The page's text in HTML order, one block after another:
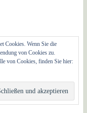
Cookies. Wenn Sie die
von Cookies zu.
von Cookies, finden Sie hier: